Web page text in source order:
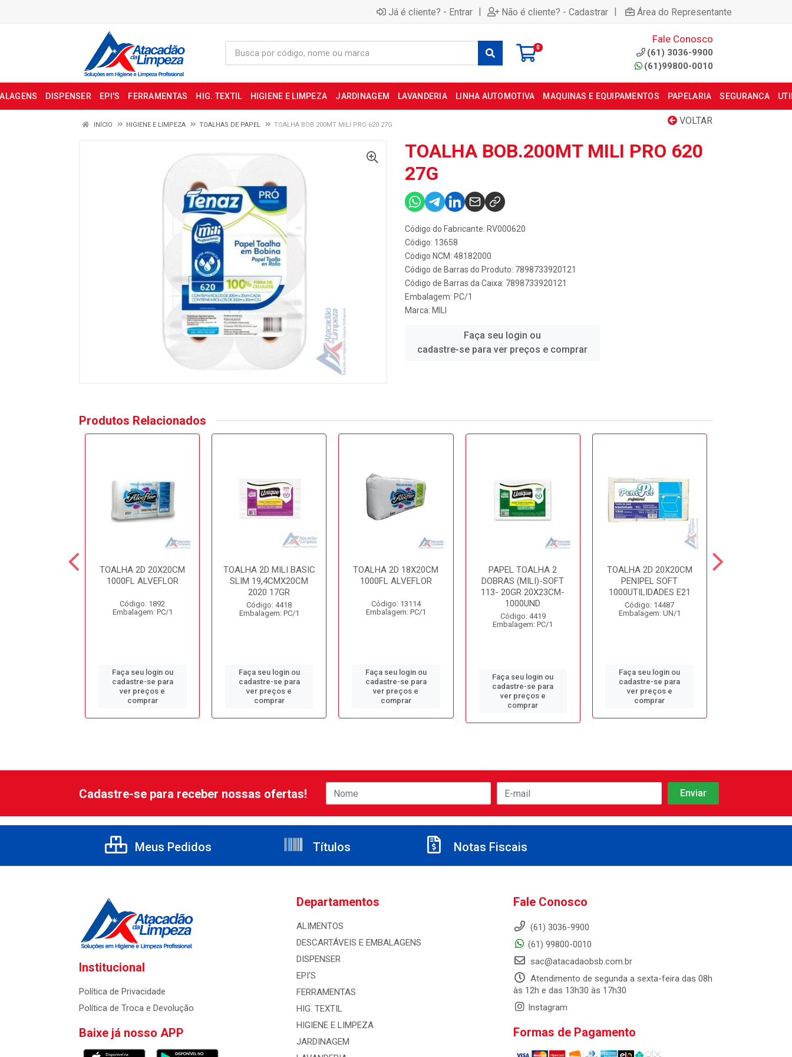
Já é cliente? - Entrar | Não é cliente? - Cadastrar | Área do Representante
0
Fale Conosco
(61) 3036-9900
(61)99800-0010
DISPENSER EPI'S FERRAMENTAS HIG. TEXTIL HIGIENE E LIMPEZA JARDINAGEM LAVANDERIA LINHA AUTOMOTIVA MAQUINAS E EQUIPAMENTOS PAPELARIA SEGURANCA
VOLTAR
INÍCIO HIGIENE E LIMPEZA TOALHAS DE PAPEL TOALHA BOB.200MT MILI PRO 620 27G
TOALHA BOB.200MT MILI PRO 620
27G
Código do Fabricante: RV000620
Código: 13658
Código NCM: 48182000
Código de Barras do Produto: 7898733920121
Código de Barras da Caixa: 7898733920121
Embalagem: PC/1
Marca: MILI
Faça seu login ou
cadastre-se para ver preços e comprar
Produtos Relacionados
TOALHA 2D 20X20CM
1000FL ALVEFLOR
Código: 1892
Embalagem: PC/1
Faça seu login ou
cadastre-se para
ver preços e
comprar
TOALHA 2D MILI BASIC
SLIM 19,4CMX20CM
2020 17GR
Código: 4418
Embalagem: PC/1
Faça seu login ou
cadastre-se para
ver preços e
comprar
TOALHA 2D 18X20CM
1000FL ALVEFLOR
Código: 13114
Embalagem: PC/1
Faça seu login ou
cadastre-se para
ver preços e
comprar
PAPEL TOALHA 2
DOBRAS (MILI)-SOFT
113- 20GR 20X23CM-
1000UND
Código: 4419
Embalagem: PC/1
Faça seu login ou
cadastre-se para
ver preços e
comprar
TOALHA 2D 20X20CM
PENIPEL SOFT
1000UTILIDADES E21
Código: 14487
Embalagem: UN/1
Faça seu login ou
cadastre-se para
ver preços e
comprar
Cadastre-se para receber nossas ofertas!
Meus Pedidos Títulos Notas Fiscais
Institucional
Política de Privacidade
Política de Troca e Devolução
Baixe já nosso APP
Departamentos
ALIMENTOS
DESCARTÁVEIS E EMBALAGENS
DISPENSER
EPI'S
FERRAMENTAS
HIG. TEXTIL
HIGIENE E LIMPEZA
JARDINAGEM
Fale Conosco
(61) 3036-9900
(61) 99800-0010
sac@atacadaobsb.com.br
Atendimento de segunda a sexta-feira das 08h
às 12h e das 13h30 às 17h30
Instagram
Formas de Pagamento